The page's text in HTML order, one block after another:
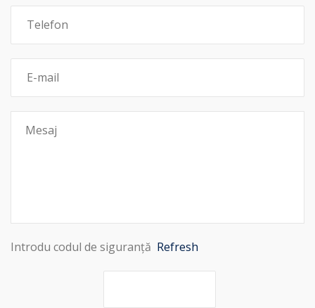
Introdu codul de siguranță Refresh